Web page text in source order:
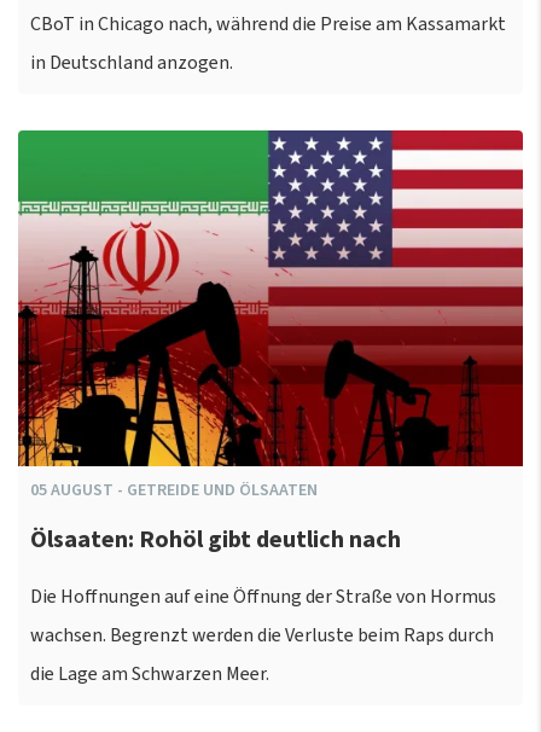
CBoT in Chicago nach, während die Preise am Kassamarkt
in Deutschland anzogen.
05AUGUST - GETREIDE UND ÖLSAATEN
Ölsaaten: Rohöl gibt deutlich nach
Die Hoffnungen auf eine Öffnung der Straße von Hormus
wachsen. Begrenzt werden die Verluste beim Raps durch
die Lage am Schwarzen Meer.